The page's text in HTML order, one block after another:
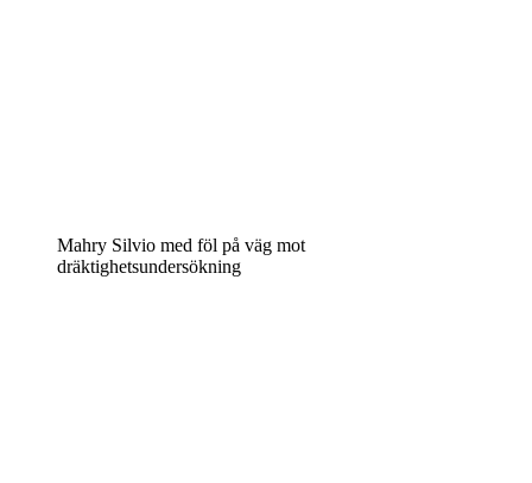
Mahry Silvio med föl på väg mot
dräktighetsundersökning